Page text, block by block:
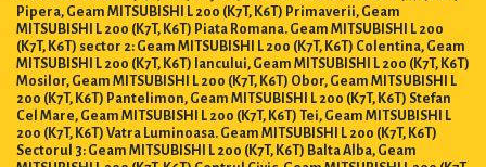
Pipera, Geam MITSUBISHI L 200 (K7T, K6T) Primaverii, Geam
MITSUBISHI L 200 (K7T, K6T) Piata Romana. Geam MITSUBISHI L 200
(K7T, K6T) sector 2: Geam MITSUBISHI L 200 (K7T, K6T) Colentina, Geam
MITSUBISHI L 200 (K7T, K6T) Iancului, Geam MITSUBISHI L 200 (K7T, K6T)
Mosilor, Geam MITSUBISHI L 200 (K7T, K6T) Obor, Geam MITSUBISHI L
200 (K7T, K6T) Pantelimon, Geam MITSUBISHI L 200 (K7T, K6T) Stefan
Cel Mare, Geam MITSUBISHI L 200 (K7T, K6T) Tei, Geam MITSUBISHI L
200 (K7T, K6T) Vatra Luminoasa. Geam MITSUBISHI L 200 (K7T, K6T)
Sectorul 3: Geam MITSUBISHI L 200 (K7T, K6T) Balta Alba, Geam